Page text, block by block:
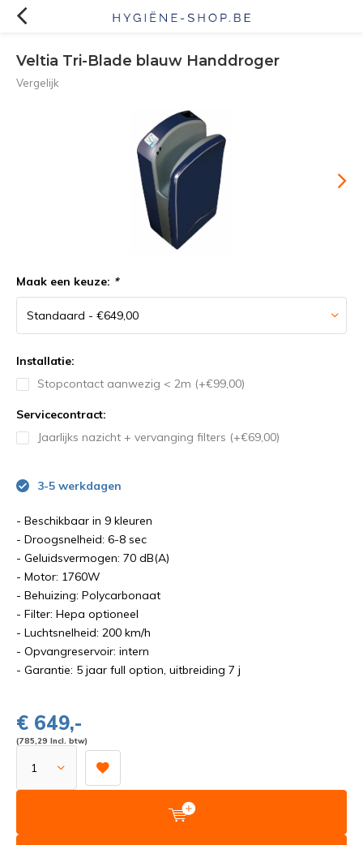
Veltia Tri-Blade blauw Handdroger
Vergelijk
Maak een keuze: *
Installatie:
Stopcontact aanwezig < 2m (+€99,00)
Servicecontract:
Jaarlijks nazicht + vervanging filters (+€69,00)
3-5 werkdagen
- Beschikbaar in 9 kleuren
- Droogsnelheid: 6-8 sec
- Geluidsvermogen: 70 dB(A)
- Motor: 1760W
- Behuizing: Polycarbonaat
- Filter: Hepa optioneel
- Luchtsnelheid: 200 km/h
- Opvangreservoir: intern
- Garantie: 5 jaar full option, uitbreiding 7 j
€ 649,-
(785,29 Incl. btw)